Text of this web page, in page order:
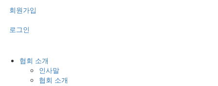
회원가입
로그인
협회 소개
인사말
협회 소개